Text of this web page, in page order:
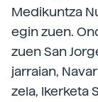
Medikuntza
egin zuen.
zuen San
jarraian,
zela, Ikerketa